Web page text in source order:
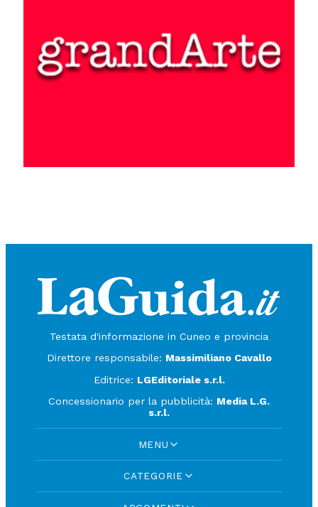
Testata d'informazione in Cuneo e provincia
Direttore responsabile: Massimiliano Cavallo
Editrice: LGEditoriale s.r.l.
Concessionario per la pubblicità: Media L.G.
s.r.l.
MENU
CATEGORIE